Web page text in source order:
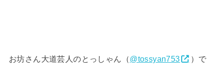
お坊さん大道芸人のとっしゃん（@tossyan753
）で